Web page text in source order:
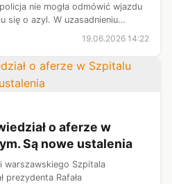
nie mogła odmówić wjazdu
się o azyl. W uzasadnieniu
19.06.2026 14:22
o aferze w
Są nowe ustalenia
warszawskiego Szpitala
prezydenta Rafała